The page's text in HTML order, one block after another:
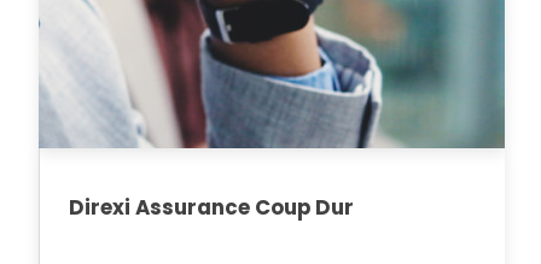
Direxi Assurance Coup Dur